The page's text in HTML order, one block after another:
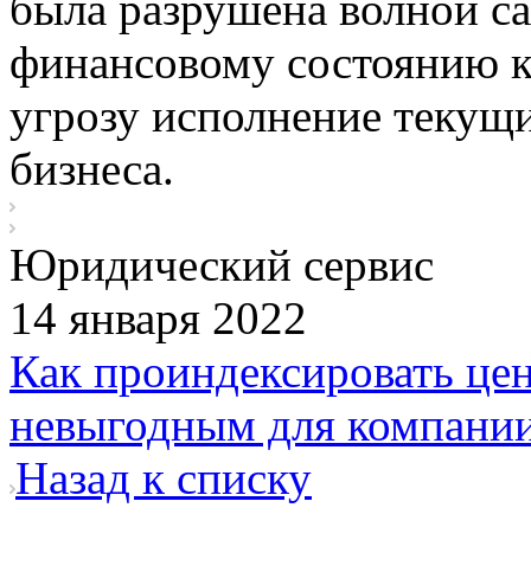
финансовому состоянию
угрозу исполнение
бизнеса.
Юридический сервис
14 января 2022
Как проиндексировать
невыгодным для
Назад к списку